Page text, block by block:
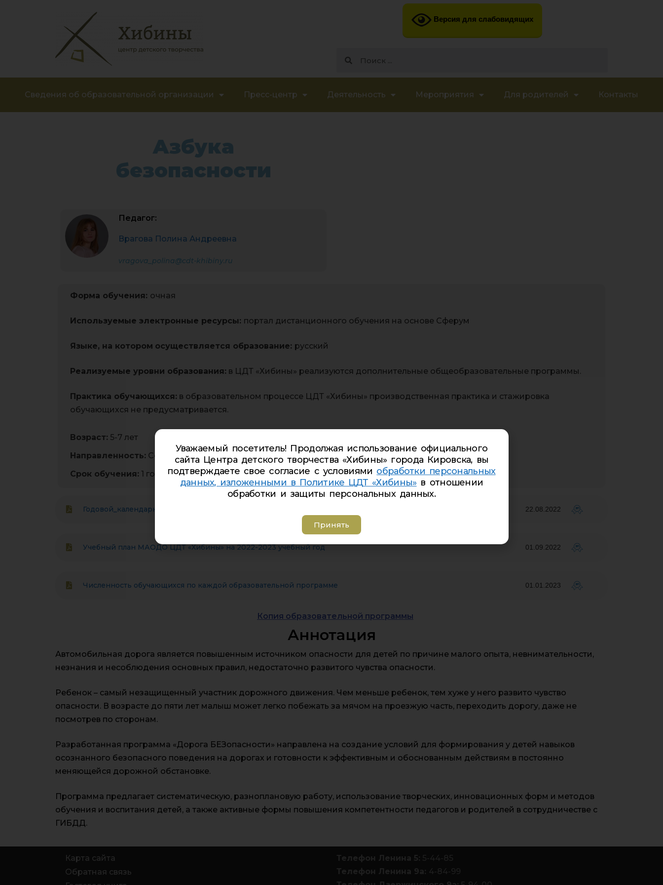
Версия для слабовидящих
Сведения об образовательной организации Пресс-центр Деятельность Мероприятия Для родителей Контакты
Азбука
безопасности
Педагог:
Врагова Полина Андреевна
vragova_polina@cdt-khibiny.ru
Форма обучения: очная
Используемые электронные ресурсы: портал дистанционного обучения на основе Сферум
Языке, на котором осуществляется образование: русский
Реализуемые уровни образования: в ЦДТ «Хибины» реализуются дополнительные общеобразовательные программы.
Практика обучающихся: в образовательном процессе ЦДТ «Хибины» производственная практика и стажировка
обучающихся не предусматривается.
Возраст: 5-7 лет
Направленность: Социально-гуманитарная
Срок обучения: 1 год
Годовой_календарный учебный график 2022-2023 22.08.2022 ЭП
Учебный план МАОДО ЦДТ «Хибины» на 2022-2023 учебный год 01.09.2022 ЭП
Численность обучающихся по каждой образовательной программе 01.01.2023 ЭП
Копия образовательной программы
Аннотация
Автомобильная дорога является повышенным источником опасности для детей по причине малого опыта, невнимательности,
незнания и несоблюдения основных правил, недостаточно развитого чувства опасности.
Ребенок – самый незащищенный участник дорожного движения. Чем меньше ребенок, тем хуже у него развито чувство
опасности. В возрасте до пяти лет малыш может легко побежать за мячом на проезжую часть, переходить дорогу, даже не
посмотрев по сторонам.
Разработанная программа «Дорога БЕЗопасности» направлена на создание условий для формирования у детей навыков
осознанного безопасного поведения на дорогах и готовности к эффективным и обоснованным действиям в постоянно
меняющейся дорожной обстановке.
Программа предлагает систематическую, разноплановую работу, использование творческих, инновационных форм и методов
обучения и воспитания детей, а также активные формы повышения компетентности педагогов и родителей в сотрудничестве с
ГИБДД.
Карта сайта
Обратная связь
Уважаемый посетитель! Продолжая использование официального
сайта Центра детского творчества «Хибины» города Кировска, вы
подтверждаете свое согласие с условиями обработки персональных
данных, изложенными в Политике ЦДТ «Хибины» в отношении
обработки и защиты персональных данных.
Принять